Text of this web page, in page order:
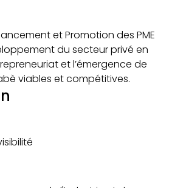
et Promotion des PME
du secteur privé en
et l’émergence de
viables et compétitives.